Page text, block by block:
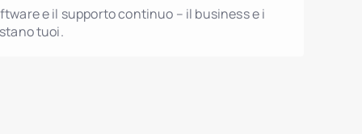
e il supporto continuo – il business e i
tuoi.